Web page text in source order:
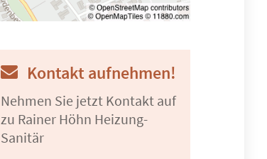
Kontakt aufnehmen!
Nehmen Sie jetzt Kontakt auf
zu Rainer Höhn Heizung-
Sanitär